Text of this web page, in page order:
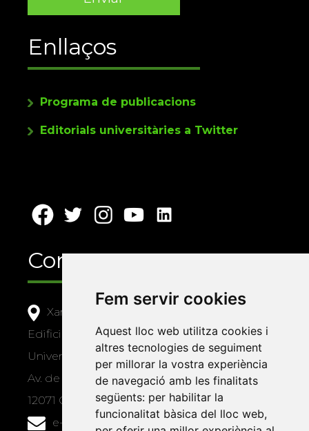
Fem servir cookies
Aquest lloc web utilitza cookies i
altres tecnologies de seguiment
per millorar la vostra experiència
de navegació amb les finalitats
següents: per habilitar la
funcionalitat bàsica del lloc web,
Enllaços
Programa de publicacions
Editorials universitàries a Twitter
Contacte
Xarxa Vives d'Universitats
Edifici Àgora
Universitat Jaume I, local 10
Av. de Vicent Sos Baynat, s/n
12071 Castelló de la Plana
e-buc@vives.org